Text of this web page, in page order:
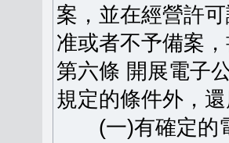
案，並在經營許
准或者不予備案
第六條 開展電子
規定的條件外，
(一)有確定的電